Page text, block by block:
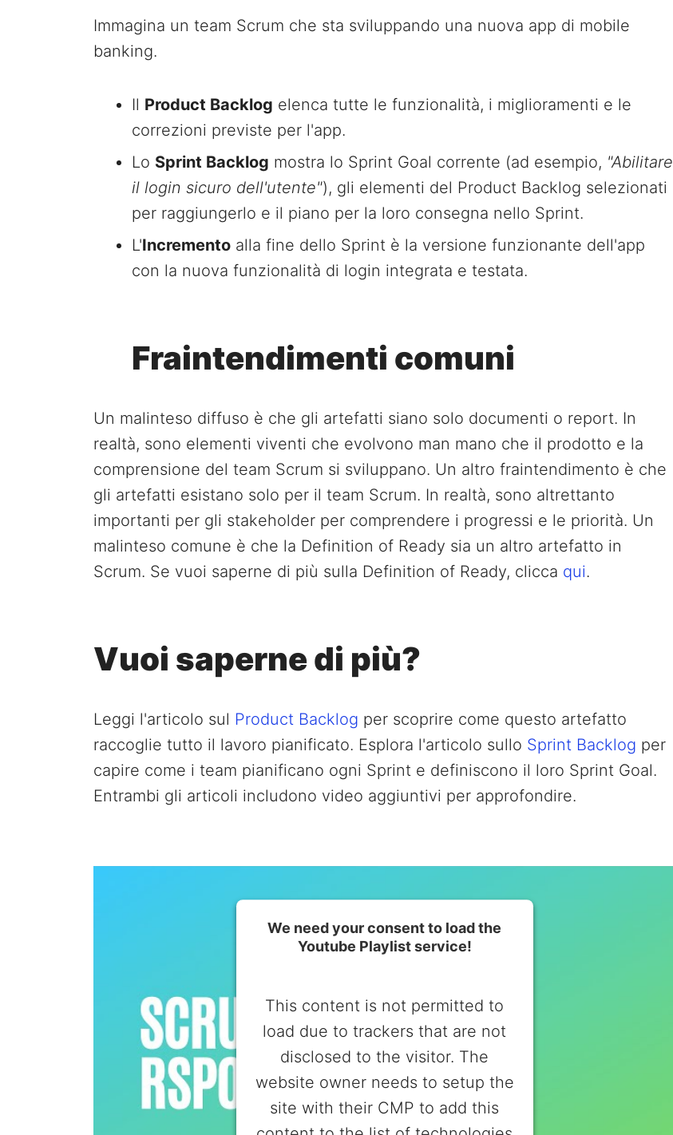
Immagina un team Scrum che sta sviluppando una nuova app di mobile
banking.
Il Product Backlog elenca tutte le funzionalità, i miglioramenti e le
correzioni previste per l'app.
Lo Sprint Backlog mostra lo Sprint Goal corrente (ad esempio, "Abilitare
il login sicuro dell'utente"), gli elementi del Product Backlog selezionati
per raggiungerlo e il piano per la loro consegna nello Sprint.
L'Incremento alla fine dello Sprint è la versione funzionante dell'app
con la nuova funzionalità di login integrata e testata.
Fraintendimenti comuni
Un malinteso diffuso è che gli artefatti siano solo documenti o report. In
realtà, sono elementi viventi che evolvono man mano che il prodotto e la
comprensione del team Scrum si sviluppano. Un altro fraintendimento è che
gli artefatti esistano solo per il team Scrum. In realtà, sono altrettanto
importanti per gli stakeholder per comprendere i progressi e le priorità. Un
malinteso comune è che la Definition of Ready sia un altro artefatto in
Scrum. Se vuoi saperne di più sulla Definition of Ready, clicca qui.
Vuoi saperne di più?
Leggi l'articolo sul Product Backlog per scoprire come questo artefatto
raccoglie tutto il lavoro pianificato. Esplora l'articolo sullo Sprint Backlog per
capire come i team pianificano ogni Sprint e definiscono il loro Sprint Goal.
Entrambi gli articoli includono video aggiuntivi per approfondire.
We need your consent to load the
Youtube Playlist service!
This content is not permitted to
load due to trackers that are not
disclosed to the visitor. The
website owner needs to setup the
site with their CMP to add this